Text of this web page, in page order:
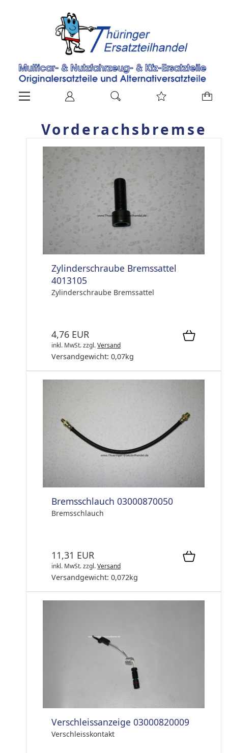
Vorderachsbremse
Zylinderschraube Bremssattel
4013105
Zylinderschraube Bremssattel
4,76 EUR
inkl. MwSt.zzgl.Versand
Versandgewicht: 0,07kg
Bremsschlauch 03000870050
Bremsschlauch
11,31 EUR
inkl. MwSt.zzgl.Versand
Versandgewicht: 0,072kg
Verschleissanzeige 03000820009
Verschleisskontakt